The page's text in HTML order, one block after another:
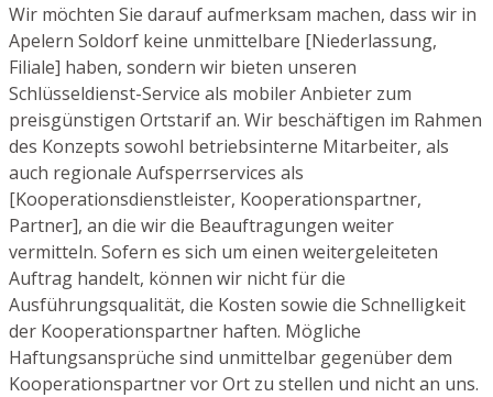
Wir möchten Sie darauf aufmerksam machen, dass wir in
Apelern Soldorf keine unmittelbare [Niederlassung,
Filiale] haben, sondern wir bieten unseren
Schlüsseldienst-Service als mobiler Anbieter zum
preisgünstigen Ortstarif an. Wir beschäftigen im Rahmen
des Konzepts sowohl betriebsinterne Mitarbeiter, als
auch regionale Aufsperrservices als
[Kooperationsdienstleister, Kooperationspartner,
Partner], an die wir die Beauftragungen weiter
vermitteln. Sofern es sich um einen weitergeleiteten
Auftrag handelt, können wir nicht für die
Ausführungsqualität, die Kosten sowie die Schnelligkeit
der Kooperationspartner haften. Mögliche
Haftungsansprüche sind unmittelbar gegenüber dem
Kooperationspartner vor Ort zu stellen und nicht an uns.